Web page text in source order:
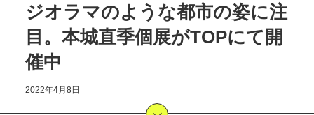
MUSEUM 美術館情報
NEWS
CONTACT
ジオラマのような都市の姿に注
目。本城直季個展がTOPにて開
催中
2022年4月8日